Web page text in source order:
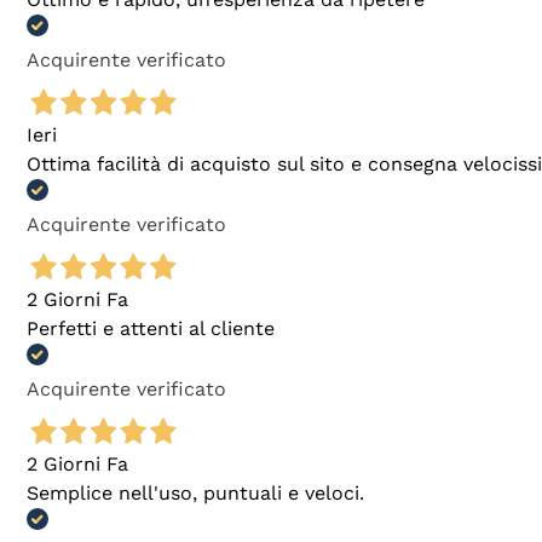
Acquirente verificato
Ieri
Ottima facilità di acquisto sul sito e consegna
Acquirente verificato
2 Giorni Fa
Perfetti e attenti al cliente
Acquirente verificato
2 Giorni Fa
Semplice nell'uso, puntuali e veloci.